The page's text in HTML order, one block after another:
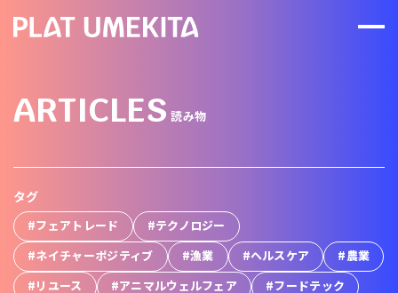
ARTICLES 読み物
タグ
#フェアトレード
#テクノロジー
#ネイチャーポジティブ
#漁業 #ヘルスケア
#農業
#リユース
#アニマルウェルフェア
#フードテック